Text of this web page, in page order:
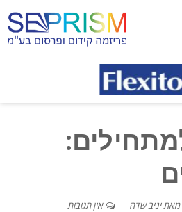
מאתיניב שדה אין תגובות